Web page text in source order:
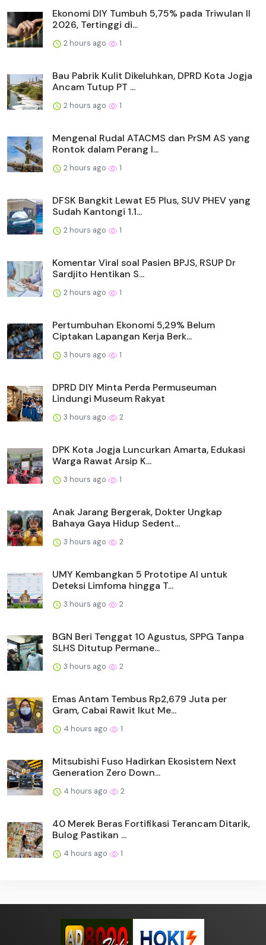
Ekonomi DIY Tumbuh 5,75% pada Triwulan II
2026, Tertinggi di...
2 hours ago 1
Bau Pabrik Kulit Dikeluhkan, DPRD Kota Jogja
Ancam Tutup PT ...
2 hours ago 1
Mengenal Rudal ATACMS dan PrSM AS yang
Rontok dalam Perang I...
2 hours ago 1
DFSK Bangkit Lewat E5 Plus, SUV PHEV yang
Sudah Kantongi 1.1...
2 hours ago 1
Komentar Viral soal Pasien BPJS, RSUP Dr
Sardjito Hentikan S...
2 hours ago 1
Pertumbuhan Ekonomi 5,29% Belum
Ciptakan Lapangan Kerja Berk...
3 hours ago 1
DPRD DIY Minta Perda Permuseuman
Lindungi Museum Rakyat
3 hours ago 2
DPK Kota Jogja Luncurkan Amarta, Edukasi
Warga Rawat Arsip K...
3 hours ago 1
Anak Jarang Bergerak, Dokter Ungkap
Bahaya Gaya Hidup Sedent...
3 hours ago 2
UMY Kembangkan 5 Prototipe AI untuk
Deteksi Limfoma hingga T...
3 hours ago 2
BGN Beri Tenggat 10 Agustus, SPPG Tanpa
SLHS Ditutup Permane...
3 hours ago 2
Emas Antam Tembus Rp2,679 Juta per
Gram, Cabai Rawit Ikut Me...
4 hours ago 1
Mitsubishi Fuso Hadirkan Ekosistem Next
Generation Zero Down...
4 hours ago 2
40 Merek Beras Fortifikasi Terancam Ditarik,
Bulog Pastikan ...
4 hours ago 1